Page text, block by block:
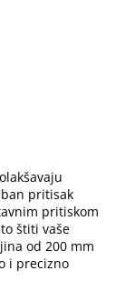
pritisak
pritiskom
štiti vaše
od 200 mm
i precizno